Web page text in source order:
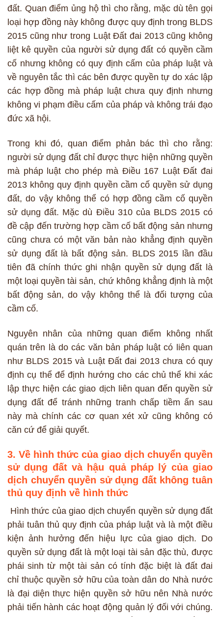
đất. Quan điểm ủng hộ thì cho rằng, mặc dù tên gọi
loại hợp đồng này không được quy định trong BLDS
2015 cũng như trong Luật Đất đai 2013 cũng không
liệt kê quyền của người sử dụng đất có quyền cầm
cố nhưng không có quy định cấm của pháp luật và
về nguyên tắc thì các bên được quyền tự do xác lập
các hợp đồng mà pháp luật chưa quy định nhưng
không vi phạm điều cấm của pháp và không trái đạo
đức xã hội.
Trong khi đó, quan điểm phản bác thì cho rằng:
người sử dụng đất chỉ được thực hiện những quyền
mà pháp luật cho phép mà Điều 167 Luật Đất đai
2013 không quy định quyền cầm cố quyền sử dụng
đất, do vậy không thể có hợp đồng cầm cố quyền
sử dụng đất. Mặc dù Điều 310 của BLDS 2015 có
đề cập đến trường hợp cầm cố bất động sản nhưng
cũng chưa có một văn bản nào khẳng định quyền
sử dụng đất là bất động sản. BLDS 2015 lần đầu
tiên đã chính thức ghi nhận quyền sử dụng đất là
một loại quyền tài sản, chứ không khẳng định là một
bất động sản, do vậy không thể là đối tượng của
cầm cố.
Nguyên nhân của những quan điểm không nhất
quán trên là do các văn bản pháp luật có liên quan
như BLDS 2015 và Luật Đất đai 2013 chưa có quy
định cụ thể để định hướng cho các chủ thể khi xác
lập thực hiện các giao dịch liên quan đến quyền sử
dụng đất để tránh những tranh chấp tiềm ẩn sau
này mà chính các cơ quan xét xử cũng không có
căn cứ để giải quyết.
3. Về hình thức của giao dịch chuyển quyền
sử dụng đất và hậu quả pháp lý của giao
dịch chuyển quyền sử dụng đất không tuân
thủ quy định về hình thức
Hình thức của giao dịch chuyển quyền sử dụng đất
phải tuân thủ quy định của pháp luật và là một điều
kiện ảnh hưởng đến hiệu lực của giao dịch. Do
quyền sử dụng đất là một loại tài sản đặc thù, được
phái sinh từ một tài sản có tính đặc biệt là đất đai
chỉ thuộc quyền sở hữu của toàn dân do Nhà nước
là đại diện thực hiện quyền sở hữu nên Nhà nước
phải tiến hành các hoạt động quản lý đối với chúng.